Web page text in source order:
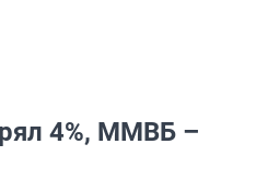
4%, ММВБ –